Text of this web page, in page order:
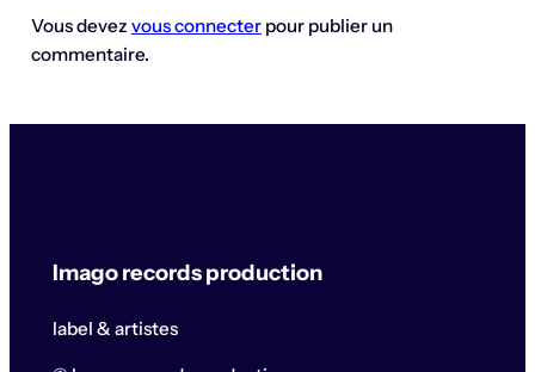
Vous devez vous connecterpour publier un
commentaire.
Imago records production
label & artistes